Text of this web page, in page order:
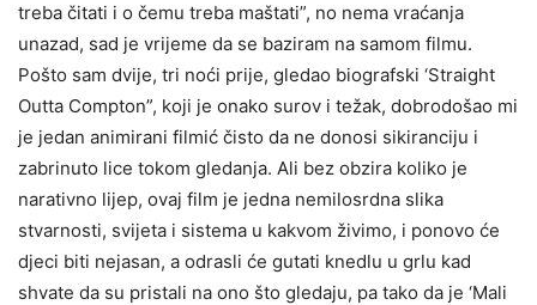
treba čitati i o čemu treba maštati”, no nema vraćanja
unazad, sad je vrijeme da se baziram na samom filmu.
Pošto sam dvije, tri noći prije, gledao biografski ‘Straight
Outta Compton”, koji je onako surov i težak, dobrodošao mi
je jedan animirani filmić čisto da ne donosi sikiranciju i
zabrinuto lice tokom gledanja. Ali bez obzira koliko je
narativno lijep, ovaj film je jedna nemilosrdna slika
stvarnosti, svijeta i sistema u kakvom živimo, i ponovo će
djeci biti nejasan, a odrasli će gutati knedlu u grlu kad
shvate da su pristali na ono što gledaju, pa tako da je ‘Mali